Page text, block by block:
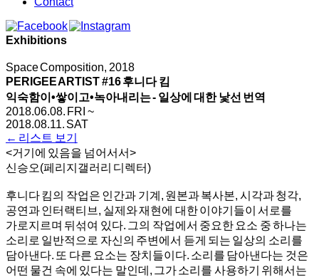
Exhibitions
Space Composition, 2018
PERIGEE ARTIST #16 후니다 킴
익숙함이•쌓이고•녹아내리는 - 일상에 대한 낯선 번역
2018.06.08. FRI ~
2018.08.11. SAT
← 리스트 보기
<거기에 있음을 넘어서서>
신승오(페리지갤러리 디렉터)
후니다 킴의 작업은 인간과 기계, 원본과 복사본, 시각과 청각,
공연과 인터랙티브, 실제와 재현에 대한 이야기들이 서로를
가로지르며 뒤섞여 있다. 그의 작업에서 중요한 요소 중 하나는
소리로 일반적으로 자신의 주변에서 듣게 되는 일상의 소리를
담아낸다. 또 다른 요소는 장치들이다. 소리를 담아낸다는 것은
어떤 물건 속에 있다는 말인데, 그가 소리를 사용하기 위해서는